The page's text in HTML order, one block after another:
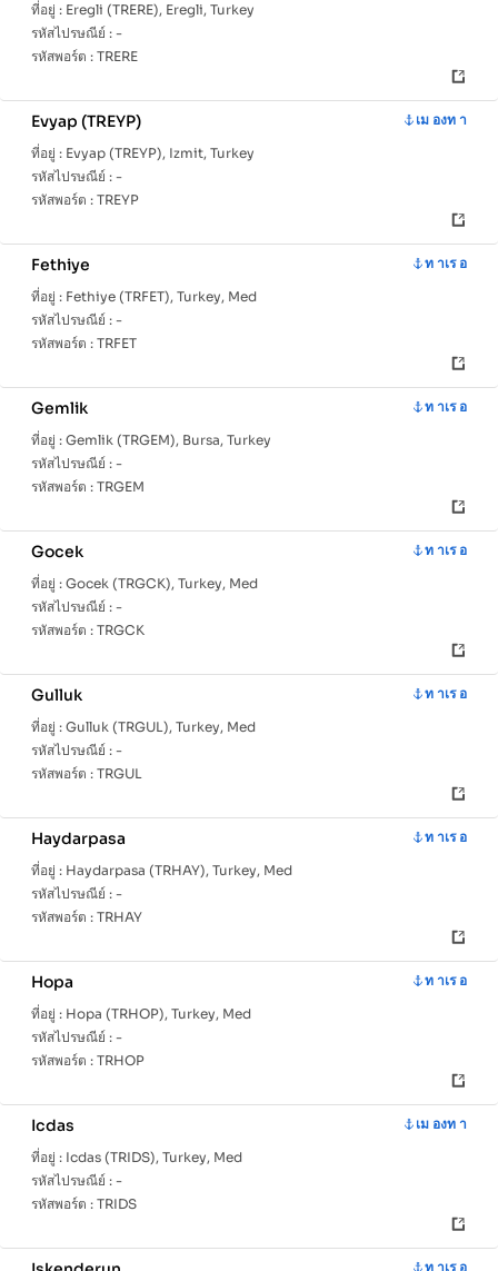
ที่อยู่ : Eregli (TRERE), Eregli, Turkey
รหัสไปรษณีย์ : -
รหัสพอร์ต : TRERE
Evyap (TREYP)
เม องท า
ที่อยู่ : Evyap (TREYP), Izmit, Turkey
รหัสไปรษณีย์ : -
รหัสพอร์ต : TREYP
Fethiye
ท าเร อ
ที่อยู่ : Fethiye (TRFET), Turkey, Med
รหัสไปรษณีย์ : -
รหัสพอร์ต : TRFET
Gemlik
ท าเร อ
ที่อยู่ : Gemlik (TRGEM), Bursa, Turkey
รหัสไปรษณีย์ : -
รหัสพอร์ต : TRGEM
Gocek
ท าเร อ
ที่อยู่ : Gocek (TRGCK), Turkey, Med
รหัสไปรษณีย์ : -
รหัสพอร์ต : TRGCK
Gulluk
ท าเร อ
ที่อยู่ : Gulluk (TRGUL), Turkey, Med
รหัสไปรษณีย์ : -
รหัสพอร์ต : TRGUL
Haydarpasa
ท าเร อ
ที่อยู่ : Haydarpasa (TRHAY), Turkey, Med
รหัสไปรษณีย์ : -
รหัสพอร์ต : TRHAY
Hopa
ท าเร อ
ที่อยู่ : Hopa (TRHOP), Turkey, Med
รหัสไปรษณีย์ : -
รหัสพอร์ต : TRHOP
Icdas
เม องท า
ที่อยู่ : Icdas (TRIDS), Turkey, Med
รหัสไปรษณีย์ : -
รหัสพอร์ต : TRIDS
ท าเร อ